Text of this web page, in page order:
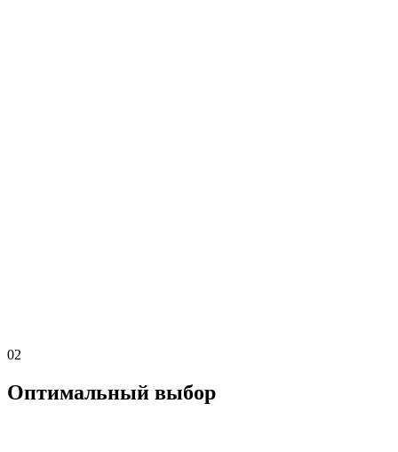
02
Оптимальный выбор